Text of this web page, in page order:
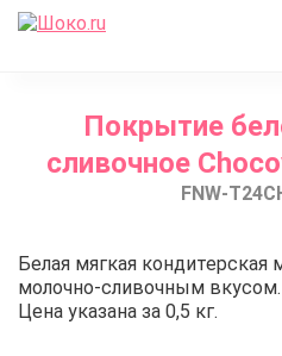
Каталог
Шоколад Barry Callebaut
Начинки и кремы
Покрытие
сливочное
FNW-
Покрытие
Белая мягкая кондитерская
молочно-сливочным вкусом.
Цена указана за 0,5 кг.